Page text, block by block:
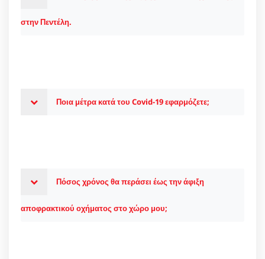
στην Πεντέλη.
Ποια μέτρα κατά του Covid-19 εφαρμόζετε;
Πόσος χρόνος θα περάσει έως την άφιξη
αποφρακτικού οχήματος στο χώρο μου;